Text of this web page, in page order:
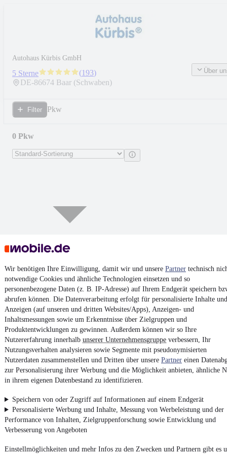
Wir benötigen Ihre Einwilligung, damit wir und unsere Partner technisch
notwendige Cookies und ähnliche Technologien einsetzen und so
personenbezogene Daten (z. B. IP-Adresse) auf Ihrem Endgerät speichern
abrufen können. Die Datenverarbeitung erfolgt für personalisierte Inhalte und
Anzeigen (auf unseren und dritten Websites/Apps), Anzeigen- und
Inhaltsmessungen sowie um Erkenntnisse über Zielgruppen und
Produktentwicklungen zu gewinnen. Außerdem können wir so Ihre
Nutzererfahrung innerhalb unserer Unternehmensgruppe verbessern, Ihr
Nutzungsverhalten analysieren sowie Segmente mit pseudonymisierten
Nutzerdaten zusammenstellen und Dritten über unsere Partner einen
zur Personalisierung ihrer Werbung und die Möglichkeit anbieten, ähnliche
in ihrem eigenen Datenbestand zu identifizieren.
Speichern von oder Zugriff auf Informationen auf einem Endgerät
Personalisierte Werbung und Inhalte, Messung von Werbeleistung und der
Performance von Inhalten, Zielgruppenforschung sowie Entwicklung und
Verbesserung von Angeboten
Einstellmöglichkeiten und mehr Infos zu den Zwecken und Partnern gibt es
Autohaus Kürbis GmbH
5 Sterne (193)
DE-86674 Baar (Schwaben)
Über
Filter Pkw
0 Pkw
Keine Inserate gefunden
¹MwSt. ausweisbar
Nutze mobile.de schnell und einfach
App installieren